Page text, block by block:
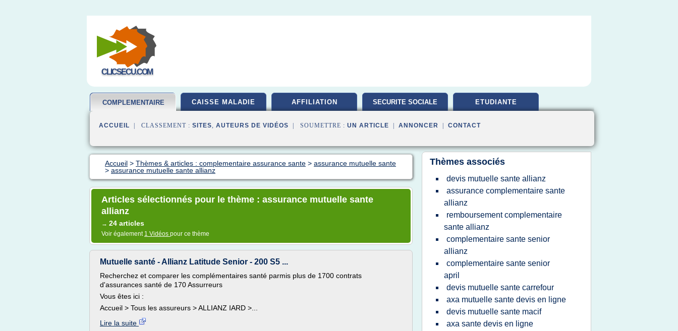
CLICSECU.COM
COMPLEMENTAIRE CAISSE MALADIE AFFILIATION SECURITE SOCIALE ETUDIANTE
ACCUEIL | CLASSEMENT : SITES, AUTEURS DE VIDÉOS | SOUMETTRE : UN ARTICLE ANNONCER CONTACT
Accueil > Thèmes & articles : complementaire assurance sante > assurance mutuelle sante
> assurance mutuelle sante allianz
Articles sélectionnés pour le thème : assurance mutuelle sante
allianz
→ 24 articles
Voir également 1 Vidéos pour ce thème
Mutuelle santé - Allianz Latitude Senior - 200 S5 ...
Recherchez et comparer les complémentaires santé parmis plus de 1700 contrats
d'assurances santé de 170 Assurreurs
Vous êtes ici :
Accueil > Tous les assureurs > ALLIANZ IARD >...
Lire la suite
Thèmes associés
devis mutuelle sante allianz
assurance complementaire sante
allianz
remboursement complementaire
sante allianz
complementaire sante senior
allianz
complementaire sante senior
april
devis mutuelle sante carrefour
axa mutuelle sante devis en ligne
devis mutuelle sante macif
axa sante devis en ligne